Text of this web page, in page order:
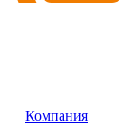
Компания